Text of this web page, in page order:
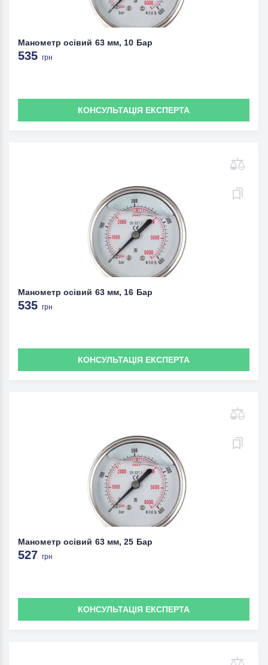
Манометр осівий 63 мм, 10 Бар
535 грн
КОНСУЛЬТАЦІЯ ЕКСПЕРТА
Манометр осівий 63 мм, 16 Бар
535 грн
КОНСУЛЬТАЦІЯ ЕКСПЕРТА
Манометр осівий 63 мм, 25 Бар
527 грн
КОНСУЛЬТАЦІЯ ЕКСПЕРТА